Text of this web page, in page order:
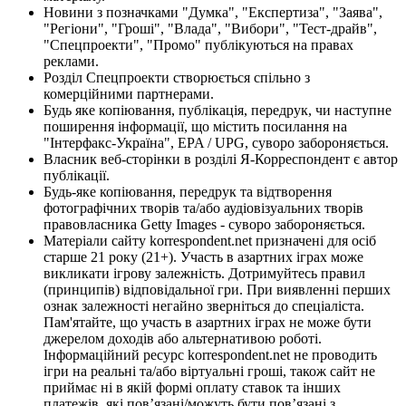
Новини з позначками "Думка", "Експертиза", "Заява",
"Регіони", "Гроші", "Влада", "Вибори", "Тест-драйв",
"Спецпроекти", "Промо" публікуються на правах
реклами.
Розділ Спецпроекти створюється спільно з
комерційними партнерами.
Будь яке копіювання, публікація, передрук, чи наступне
поширення інформації, що містить посилання на
"Інтерфакс-Україна", EPA / UPG, суворо забороняється.
Власник веб-сторінки в розділі Я-Корреспондент є автор
публікації.
Будь-яке копіювання, передрук та відтворення
фотографічних творів та/або аудіовізуальних творів
правовласника Getty Images - суворо забороняється.
Матеріали сайту korrespondent.net призначені для осіб
старше 21 року (21+). Участь в азартних іграх може
викликати ігрову залежність. Дотримуйтесь правил
(принципів) відповідальної гри. При виявленні перших
ознак залежності негайно зверніться до спеціаліста.
Пам'ятайте, що участь в азартних іграх не може бути
джерелом доходів або альтернативою роботі.
Інформаційний ресурс korrespondent.net не проводить
ігри на реальні та/або віртуальні гроші, також сайт не
приймає ні в якій формі оплату ставок та інших